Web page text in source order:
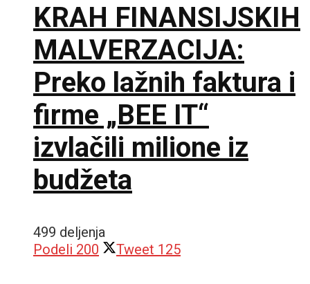
KRAH FINANSIJSKIH
MALVERZACIJA:
Preko lažnih faktura i
firme „BEE IT“
izvlačili milione iz
budžeta
499 deljenja
Podeli 200 Tweet 125